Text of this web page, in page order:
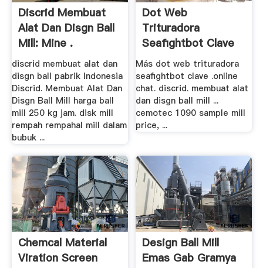
Discrid Membuat
Alat Dan Disgn Ball
Mill: Mine .
discrid membuat alat dan
disgn ball pabrik Indonesia
Discrid. Membuat Alat Dan
Disgn Ball Mill harga ball
mill 250 kg jam. disk mill
rempah rempahal mill dalam
bubuk ...
Dot Web
Trituradora
Seafightbot Clave
Más dot web trituradora
seafightbot clave .online
chat. discrid. membuat alat
dan disgn ball mill ...
cemotec 1090 sample mill
price, ...
Chemcal Material
Viration Screen
Design Ball Mill
Emas Gab Gramya